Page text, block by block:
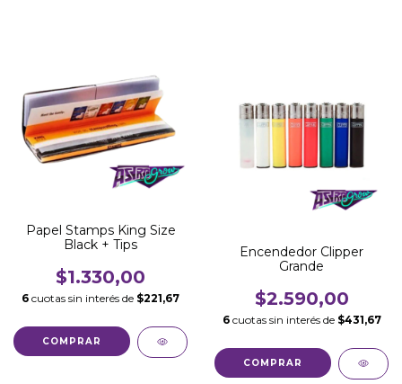
Papel Stamps King Size
Black + Tips
$1.330,00
6 cuotas sin interés de $221,67
Encendedor Clipper
Grande
$2.590,00
6 cuotas sin interés de $431,67